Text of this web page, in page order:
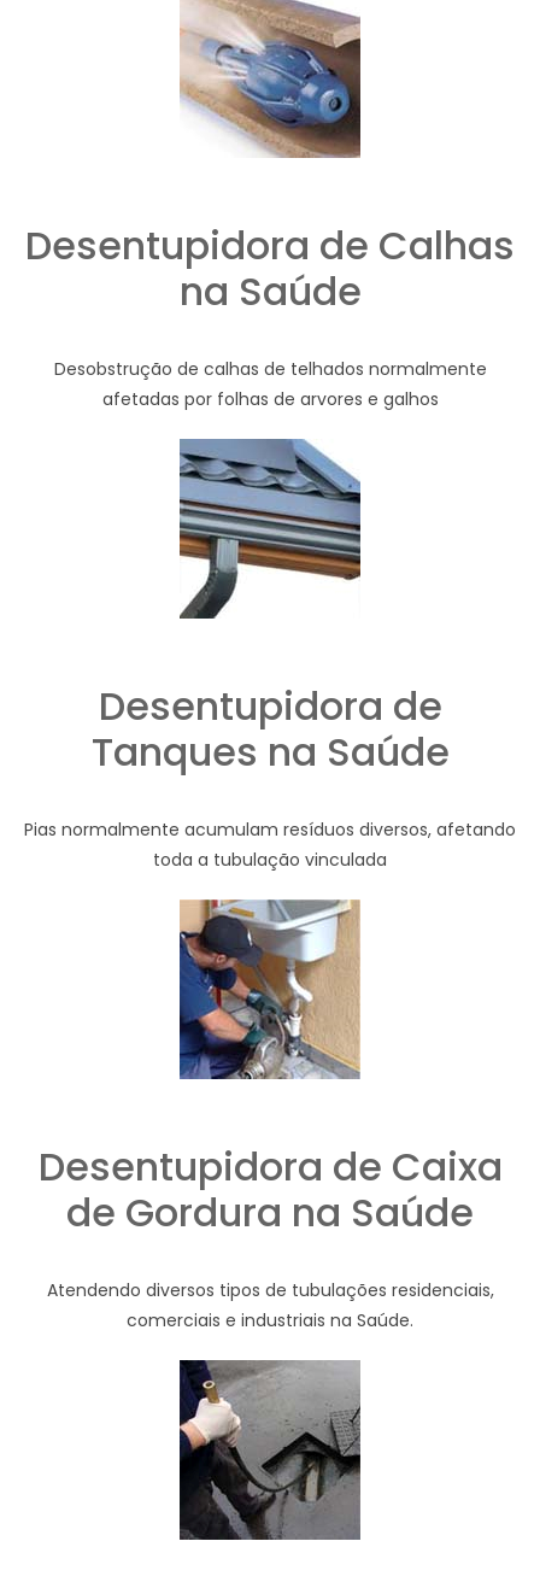
Desentupidora de Calhas
na Saúde
Desobstrução de calhas de telhados normalmente
afetadas por folhas de arvores e galhos
Desentupidora de
Tanques na Saúde
Pias normalmente acumulam resíduos diversos, afetando
toda a tubulação vinculada
Desentupidora de Caixa
de Gordura na Saúde
Atendendo diversos tipos de tubulações residenciais,
comerciais e industriais na Saúde.